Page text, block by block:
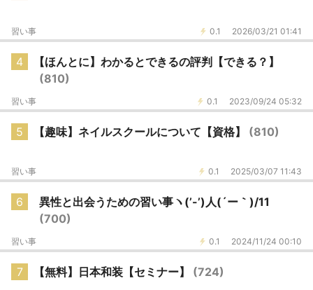
0.1 2026/03/21 01:41
習い事
4
【ほんとに】わかるとできるの評判【できる？】
(810)
0.1 2023/09/24 05:32
習い事
5 【趣味】ネイルスクールについて【資格】 (810)
0.1 2025/03/07 11:43
習い事
6
異性と出会うための習い事ヽ(’-’)人(´ー｀)/11
(700)
0.1 2024/11/24 00:10
習い事
7 【無料】日本和装【セミナー】 (724)